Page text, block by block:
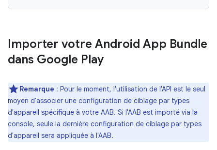
Importer votre Android App Bundle
dans Google Play
Remarque : Pour le moment, l'utilisation de l'API est le seul
moyen d'associer une configuration de ciblage par types
d'appareil spécifique à votre AAB. Si l'AAB est importé via la
console, seule la dernière configuration de ciblage par types
d'appareil sera appliquée à l'AAB.